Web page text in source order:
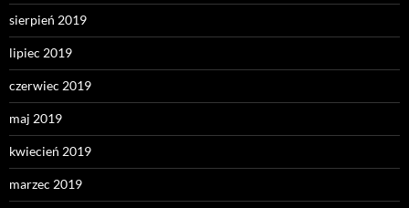
sierpień 2019
lipiec 2019
czerwiec 2019
maj 2019
kwiecień 2019
marzec 2019